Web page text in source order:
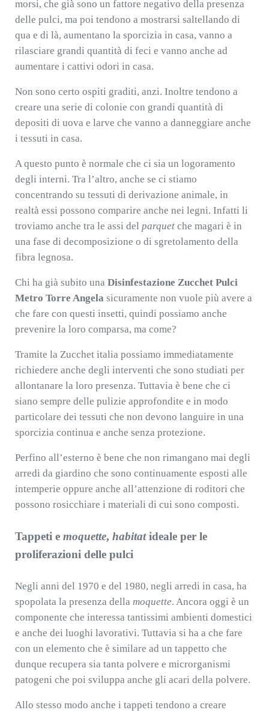
morsi, che già sono un fattore negativo della presenza
delle pulci, ma poi tendono a mostrarsi saltellando di
qua e di là, aumentano la sporcizia in casa, vanno a
rilasciare grandi quantità di feci e vanno anche ad
aumentare i cattivi odori in casa.
Non sono certo ospiti graditi, anzi. Inoltre tendono a
creare una serie di colonie con grandi quantità di
depositi di uova e larve che vanno a danneggiare anche
i tessuti in casa.
A questo punto è normale che ci sia un logoramento
degli interni. Tra l’altro, anche se ci stiamo
concentrando su tessuti di derivazione animale, in
realtà essi possono comparire anche nei legni. Infatti li
troviamo anche tra le assi del parquetche magari è in
una fase di decomposizione o di sgretolamento della
fibra legnosa.
Chi ha già subito una Disinfestazione Zucchet Pulci
Metro Torre Angela sicuramente non vuole più avere a
che fare con questi insetti, quindi possiamo anche
prevenire la loro comparsa, ma come?
Tramite la Zucchet italia possiamo immediatamente
richiedere anche degli interventi che sono studiati per
allontanare la loro presenza. Tuttavia è bene che ci
siano sempre delle pulizie approfondite e in modo
particolare dei tessuti che non devono languire in una
sporcizia continua e anche senza protezione.
Perfino all’esterno è bene che non rimangano mai degli
arredi da giardino che sono continuamente esposti alle
intemperie oppure anche all’attenzione di roditori che
possono rosicchiare i materiali di cui sono composti.
Tappeti e moquette, habitatideale per le
proliferazioni delle pulci
Negli anni del 1970 e del 1980, negli arredi in casa, ha
spopolata la presenza della moquette. Ancora oggi è un
componente che interessa tantissimi ambienti domestici
e anche dei luoghi lavorativi. Tuttavia si ha a che fare
con un elemento che è similare ad un tappetto che
dunque recupera sia tanta polvere e microrganismi
patogeni che poi sviluppa anche gli acari della polvere.
Allo stesso modo anche i tappeti tendono a creare